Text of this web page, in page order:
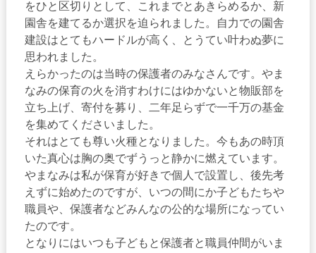
をひと区切りとして、これまでとあきらめるか、新
園舎を建てるか選択を迫られました。自力での園舎
建設はとてもハードルが高く、とうてい叶わぬ夢に
思われました。
えらかったのは当時の保護者のみなさんです。やま
なみの保育の火を消すわけにはゆかないと物販部を
立ち上げ、寄付を募り、二年足らずで一千万の基金
を集めてくださいました。
それはとても尊い火種となりました。今もあの時頂
いた真心は胸の奥でずうっと静かに燃えています。
やまなみは私が保育が好きで個人で設置し、後先考
えずに始めたのですが、いつの間にか子どもたちや
職員や、保護者などみんなの公的な場所になってい
たのです。
となりにはいつも子どもと保護者と職員仲間がいま